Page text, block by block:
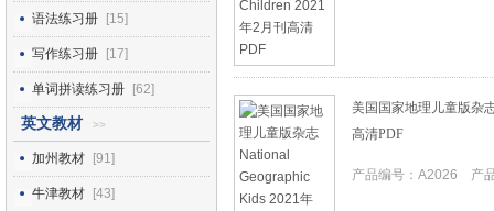
语法练习册 [15]
写作练习册 [17]
单词拼读练习册 [62]
英文教材 >>
加州教材 [91]
牛津教材 [43]
美国国家地理儿童版杂
高清PDF
产品编号：A2026 产